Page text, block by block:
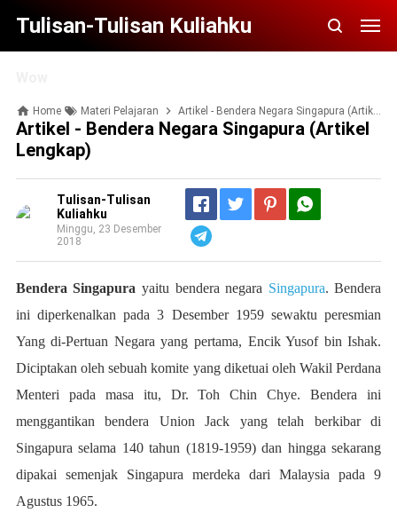
Tulisan-Tulisan Kuliahku
Home Materi Pelajaran Artikel - Bendera Negara Singapura (Artikel Lengkap)
Artikel - Bendera Negara Singapura (Artikel
Lengkap)
Tulisan-Tulisan
Kuliahku
Minggu, 23 Desember
2018
Bendera Singapura yaitu bendera negara Singapura. Bendera
ini diperkenalkan pada 3 Desember 1959 sewaktu peresmian
Yang di-Pertuan Negara yang pertama, Encik Yusof bin Ishak.
Diciptakan oleh sebuah komite yang diketuai oleh Wakil Perdana
Menteri pada masa itu, Dr. Toh Chin Chye. Bendera ini
menggantikan bendera Union Jack yang telah berkibar di
Singapura selama 140 tahun (1819-1959) dan hingga sekarang
dipakai semenjak Singapura merdeka dari Malaysia pada 9
Agustus 1965.